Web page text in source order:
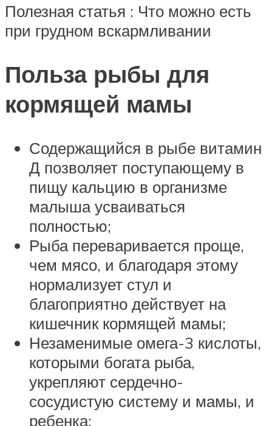
Полезная статья : Что можно есть
при грудном вскармливании
Польза рыбы для
кормящей мамы
Содержащийся в рыбе витамин
Д позволяет поступающему в
пищу кальцию в организме
малыша усваиваться
полностью;
Рыба переваривается проще,
чем мясо, и благодаря этому
нормализует стул и
благоприятно действует на
кишечник кормящей мамы;
Незаменимые омега-3 кислоты,
которыми богата рыба,
укрепляют сердечно-
сосудистую систему и мамы, и
ребенка;